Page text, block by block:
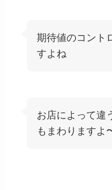
期待値のコント
すよね
お店によって違
もまわりますよ